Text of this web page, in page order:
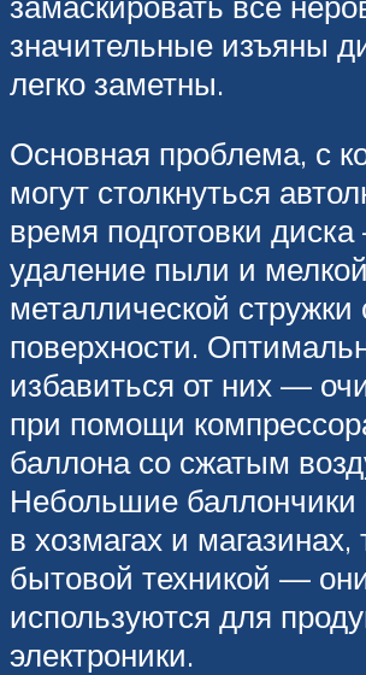
значительные изъяны
легко заметны.
Основная проблема, с
могут столкнуться
время подготовки
удаление пыли и мелкой
металлической стружки
поверхности.
избавиться от них —
при помощи
баллона со сжатым
Небольшие баллончики
в хозмагах и
бытовой техникой —
используются для
электроники.